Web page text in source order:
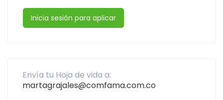
Inicia sesión para aplicar
Envía tu Hoja de vida a:
martagrajales@comfama.com.co